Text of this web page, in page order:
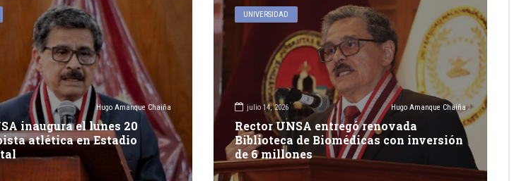
Hugo Amanque Chaiña
inaugura el lunes 20
atlética en Estadio
UNIVERSIDAD
julio 14, 2026 Hugo Amanque Chaiña
Rector UNSA entregó renovada
Biblioteca de Biomédicas con inversión
de 6 millones